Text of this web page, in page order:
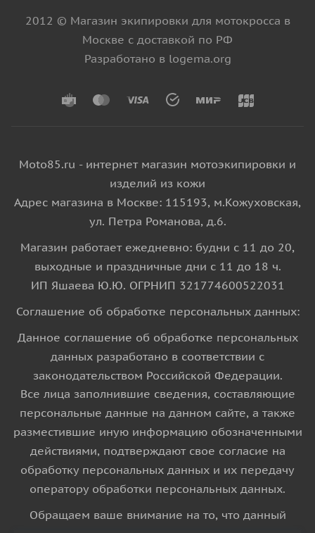
2012 © Магазин экипировки для мотокросса в
Москве с доставкой по РФ
Разработано в logema.org
Moto85.ru - интернет магазин мотоэкипировки и
изделий из кожи
Адрес магазина в Москве: 115193, м.Кожуховская,
ул. Петра Романова, д.6.
Магазин работает ежедневно: будни с 11 до 20,
выходные и праздничные дни с 11 до 18 ч.
ИП Яшаева Ю.Ю. ОГРНИП 321774600522031
Соглашение об обработке персональных данных:
Данное соглашение об обработке персональных
данных разработано в соответствии с
законодательством Российской Федерации.
Все лица заполнившие сведения, составляющие
персональные данные на данном сайте, а также
разместившие иную информацию обозначенными
действиями, подтверждают свое согласие на
обработку персональных данных и их передачу
оператору обработки персональных данных.
Обращаем ваше внимание на то, что данный